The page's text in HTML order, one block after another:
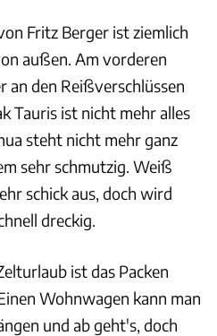
Fritz Berger ist ziemlich
außen. Am vorderen
an den Reißverschlüssen
Tauris ist nicht mehr alles
steht nicht mehr ganz
sehr schmutzig. Weiß
schick aus, doch wird
dreckig.
ist das Packen
Wohnwagen kann man
und ab geht's, doch